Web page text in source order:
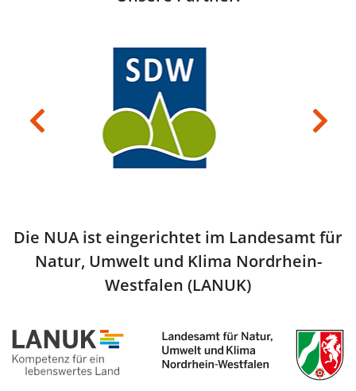
Die NUA ist eingerichtet im Landesamt für
Natur, Umwelt und Klima Nordrhein-
Westfalen (LANUK)
Previous Next